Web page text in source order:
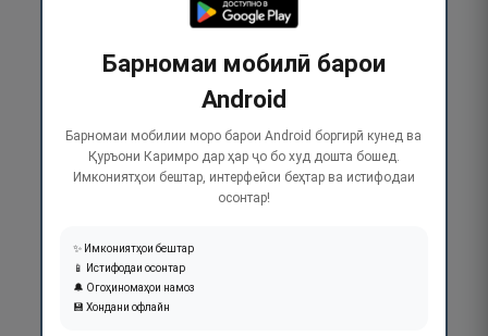
Барномаи мобилӣ барои
Android
Барномаи мобилии моро барои Android боргирӣ кунед ва
Қуръони Каримро дар ҳар ҷо бо худ дошта бошед.
Имкониятҳои бештар, интерфейси беҳтар ва истифодаи
осонтар!
✨ Имкониятҳои бештар
📱 Истифодаи осонтар
🔔 Огоҳиномаҳои намоз
💾 Хондани офлайн